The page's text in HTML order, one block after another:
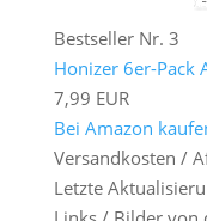
Bestseller Nr. 3
Honizer 6er-Pack
7,99 EUR
Bei Amazon
Versandkosten /
Letzte